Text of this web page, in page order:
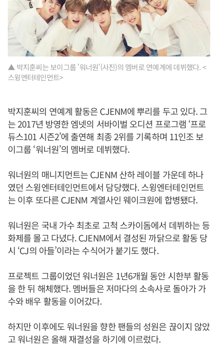
▲ 박지훈씨는 보이그룹 '워너원'(사진)의 멤버로 연예계에 데뷔했다. <
스윙엔터테인먼트>
박지훈씨의 연예계 활동은 CJENM에 뿌리를 두고 있다. 그
는 2017년 방영한 엠넷의 서바이벌 오디션 프로그램 ‘프로
듀스101 시즌2’에 출연해 최종 2위를 기록하며 11인조 보
이그룹 ‘워너원’의 멤버로 데뷔했다.
워너원의 매니지먼트는 CJENM 산하 레이블 가운데 하나
였던 스윙엔터테인먼트에서 담당했다. 스윙엔터테인먼트
는 이후 또다른 CJENM 계열사인 웨이크원에 합병됐다.
워너원은 국내 가수 최초로 고척 스카이돔에서 데뷔하는 등
화제를 몰고 다녔다. CJENM에서 결성된 까닭으로 활동 당
시 ‘CJ의 아들’이라는 수식어가 붙기도 했다.
프로젝트 그룹이었던 워너원은 1년6개월 동안 시한부 활동
을 한 뒤 해체했다. 멤버들은 저마다의 소속사로 돌아가 가
수와 배우 활동을 이어갔다.
하지만 이후에도 워너원을 향한 팬들의 성원은 끊이지 않았
고 워너원은 올해 재결성을 하기에 이르렀다.